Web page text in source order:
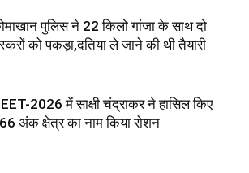
पुलिस ने 22 किलो गांजा के साथ दो
को पकड़ा,दतिया ले जाने की थी तैयारी
2026 में साक्षी चंद्राकर ने हासिल किए
अंक क्षेत्र का नाम किया रोशन